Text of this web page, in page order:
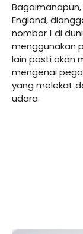
England,
nombor 1 di
menggunakan
lain pasti akan
mengenai
yang melekat
udara.